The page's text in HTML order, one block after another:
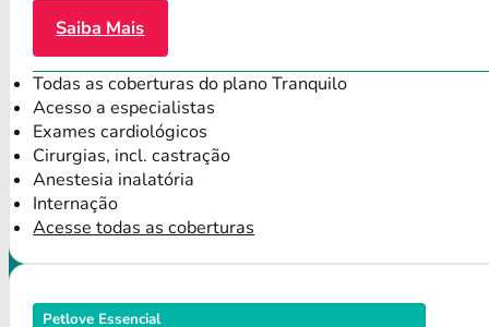
Saiba Mais
Todas as coberturas do plano Tranquilo
Acesso a especialistas
Exames cardiológicos
Cirurgias, incl. castração
Anestesia inalatória
Internação
Acesse todas as coberturas
Petlove Essencial